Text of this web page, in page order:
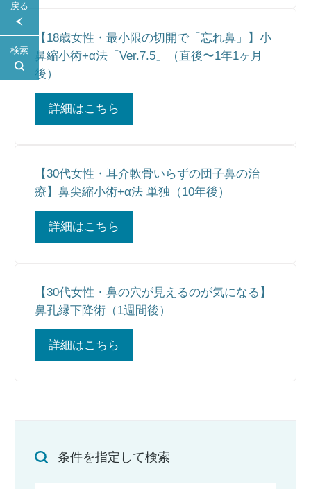
戻る
検索
【18歳女性・最小限の切開で「忘れ鼻」】小
鼻縮小術+α法「Ver.7.5」（直後〜1年1ヶ月
後）
詳細はこちら
【30代女性・耳介軟骨いらずの団子鼻の治
療】鼻尖縮小術+α法 単独（10年後）
詳細はこちら
【30代女性・鼻の穴が見えるのが気になる】
鼻孔縁下降術（1週間後）
詳細はこちら
条件を指定して検索